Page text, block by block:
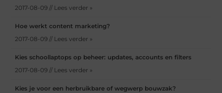
2017-08-09 // Lees verder »
Hoe werkt content marketing?
2017-08-09 // Lees verder »
Kies schoollaptops op beheer: updates, accounts en filters
2017-08-09 // Lees verder »
Kies je voor een herbruikbare of wegwerp bouwzak?